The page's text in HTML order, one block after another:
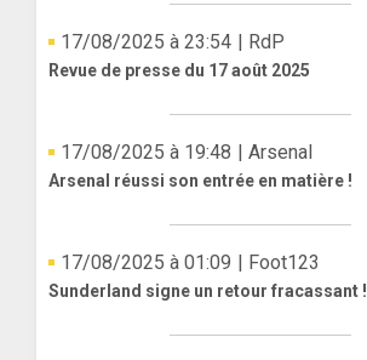
17/08/2025 à 23:54 | RdP
Revue de presse du 17 août 2025
17/08/2025 à 19:48 | Arsenal
Arsenal réussi son entrée en matière !
17/08/2025 à 01:09 | Foot123
Sunderland signe un retour fracassant !